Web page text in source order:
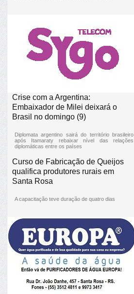
Crise com a Argentina:
Embaixador de Milei deixará o
Brasil no domingo (9)
Diplomata argentino sairá do território brasileiro
após Itamaraty rebaixar nível das relações
diplomáticas entre os países
Curso de Fabricação de Queijos
qualifica produtores rurais em
Santa Rosa
A capacitação teve duração de quatro dias